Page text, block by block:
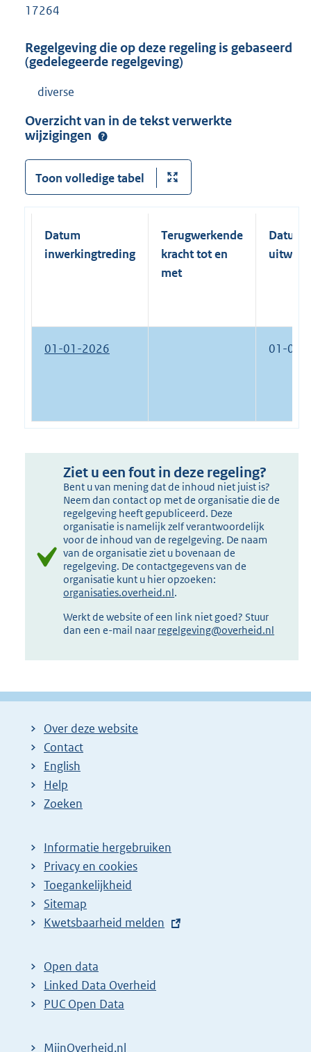
17264
Regelgeving die op deze regeling is gebaseerd
(gedelegeerde regelgeving)
diverse
Overzicht van in de tekst verwerkte
wijzigingen
Toon volledige tabel
Datum
inwerkingtreding
Terugwerkende
kracht tot en
met
Datum
01-01-2026 01-01-
Ziet u een fout in deze regeling?
Bent u van mening dat de inhoud niet juist is?
Neem dan contact op met de organisatie die de
regelgeving heeft gepubliceerd. Deze
organisatie is namelijk zelf verantwoordelijk
voor de inhoud van de regelgeving. De naam
van de organisatie ziet u bovenaan de
regelgeving. De contactgegevens van de
organisatie kunt u hier opzoeken:
organisaties.overheid.nl.
Werkt de website of een link niet goed? Stuur
dan een e-mail naar regelgeving@overheid.nl
Over deze website
Contact
English
Help
Zoeken
Informatie hergebruiken
Privacy en cookies
Toegankelijkheid
Sitemap
E
t
e
r
Kwetsbaarheid melden
Open data
Linked Data Overheid
PUC Open Data
MijnOverheid.nl